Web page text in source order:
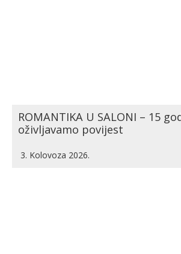
ROMANTIKA U SALONI – 15
oživljavamo povijest
3. Kolovoza 2026.